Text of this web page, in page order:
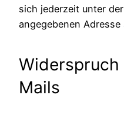
sich jederzeit unter
angegebenen
Widerspruch
Mails